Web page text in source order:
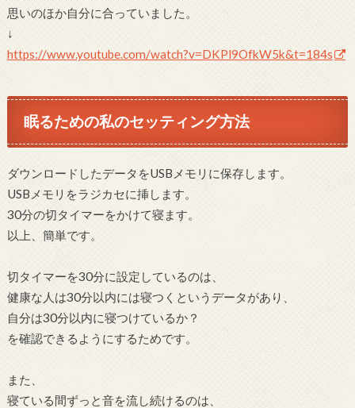
思いのほか自分に合っていました。
↓
https://www.youtube.com/watch?v=DKPl9OfkW5k&t=184s
眠るための私のセッティング方法
ダウンロードしたデータをUSBメモリに保存します。
USBメモリをラジカセに挿します。
30分の切タイマーをかけて寝ます。
以上、簡単です。
切タイマーを30分に設定しているのは、
健康な人は30分以内には寝つくというデータがあり、
自分は30分以内に寝つけているか？
を確認できるようにするためです。
また、
寝ている間ずっと音を流し続けるのは、